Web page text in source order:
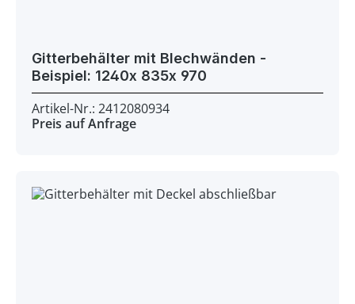
Gitterbehälter mit Blechwänden -
Beispiel: 1240x 835x 970
Artikel-Nr.: 2412080934
Preis auf Anfrage